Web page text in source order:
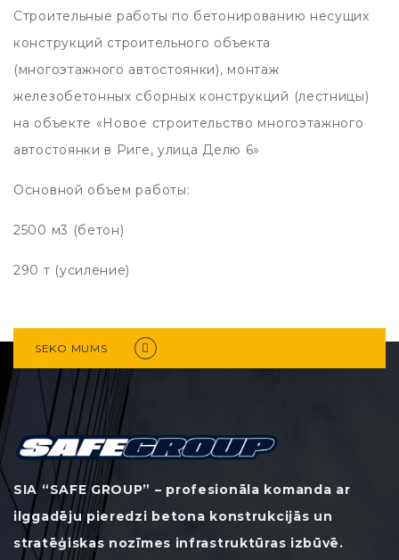
Строительные работы по бетонированию несущих
конструкций строительного объекта
(многоэтажного автостоянки), монтаж
железобетонных сборных конструкций (лестницы)
на объекте «Новое строительство многоэтажного
автостоянки в Риге, улица Делю 6»
Основной объем работы:
2500 м3 (бетон)
290 т (усиление)
SEKO MUMS
SIA “SAFE GROUP” – profesionāla komanda ar
ilggadēju pieredzi betona konstrukcijās un
stratēģiskas nozīmes infrastruktūras izbūvē.